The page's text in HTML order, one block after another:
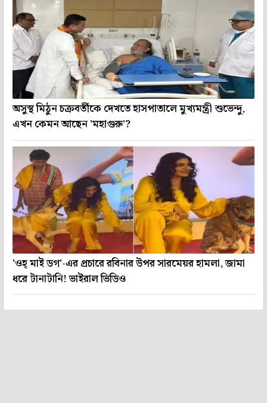
অসুস্থ মিঠুন চক্রবর্তীকে দেখতে হাসপাতালে মুখ্যমন্ত্রী শুভেন্দু,
এখন কেমন আছেন 'মহাগুরু'?
'ওহ্ মাই ডগ'-এর প্রচারে রবিনার উপর সারমেয়র হামলা, জামা
ধরে টানাটানি! ভাইরাল ভিডিও